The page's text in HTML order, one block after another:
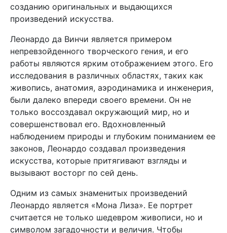
созданию оригинальных и выдающихся
произведений искусства.
Леонардо да Винчи является примером
непревзойденного творческого гения, и его
работы являются ярким отображением этого. Его
исследования в различных областях, таких как
живопись, анатомия, аэродинамика и инженерия,
были далеко впереди своего времени. Он не
только воссоздавал окружающий мир, но и
совершенствовал его. Вдохновленный
наблюдением природы и глубоким пониманием ее
законов, Леонардо создавал произведения
искусства, которые притягивают взгляды и
вызывают восторг по сей день.
Одним из самых знаменитых произведений
Леонардо является «Мона Лиза». Ее портрет
считается не только шедевром живописи, но и
символом загадочности и величия. Чтобы